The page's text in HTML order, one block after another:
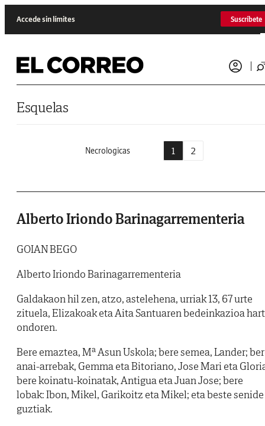
Accede sin límites Suscríbete
Esquelas
Necrologicas 1 2
Alberto Iriondo Barinagarrementeria
GOIAN BEGO
Alberto Iriondo Barinagarrementeria
Galdakaon hil zen, atzo, astelehena, urriak 13, 67 urte
zituela, Elizakoak eta Aita Santuaren bedeinkazioa
ondoren.
Bere emaztea, Mª Asun Uskola; bere semea, Lander;
anai-arrebak, Gemma eta Bitoriano, Jose Mari eta
bere koinatu-koinatak, Antigua eta Juan Jose; bere
lobak: Ibon, Mikel, Garikoitz eta Mikel; eta beste senide
guztiak.